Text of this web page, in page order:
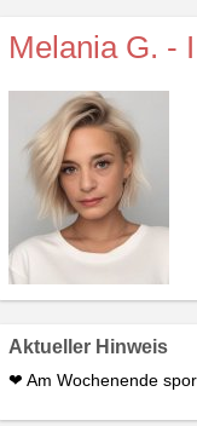
Melania G. -
Aktueller Hinweis
❤ Am Wochenende